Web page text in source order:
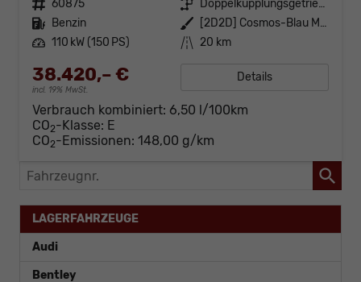
Fahrzeugnr. 60875 Getriebe
Doppelkupplungsgetriebe (DSG)
Kraftstoff Benzin Außenfarbe
[2D2D] Cosmos-Blau Metallic
Leistung 110 kW (150 PS) Kilometerstand 20 km
38.420,– €
incl. 19% MwSt.
Details
Verbrauch kombiniert: 6,50 l/100km
CO2-Klasse: E
CO2-Emissionen: 148,00 g/km
Fahrzeugnr.
LAGERFAHRZEUGE
Audi
Bentley